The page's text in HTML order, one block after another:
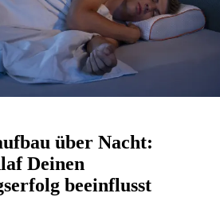
über Nacht:
Deinen
beeinflusst